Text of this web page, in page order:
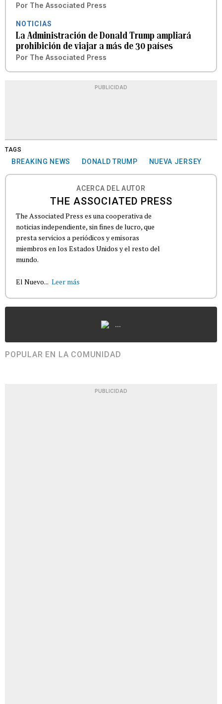
Por The Associated Press
NOTICIAS
La Administración de Donald Trump ampliará
prohibición de viajar a más de 30 países
Por The Associated Press
PUBLICIDAD
TAGS
BREAKING NEWS DONALD TRUMP NUEVA JERSEY
ACERCA DEL AUTOR
THE ASSOCIATED PRESS
The Associated Press es una cooperativa de
noticias independiente, sin fines de lucro, que
presta servicios a periódicos y emisoras
miembros en los Estados Unidos y el resto del
mundo.
El Nuevo... Leer más
...
POPULAR EN LA COMUNIDAD
PUBLICIDAD